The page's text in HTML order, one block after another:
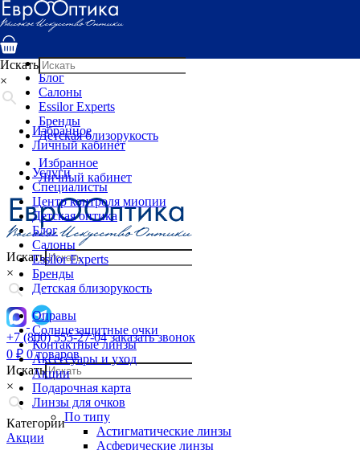
Услуги
Специалисты
Детская оптика
Блог
Салоны
Essilor Experts
Бренды
Детская близорукость
Избранное
Личный кабинет
Искать
×
+7 (800) 555-27-04 заказать звонок
0 ₽ 0 товаров
Искать
×
Категории
Акции
Искать
×
Избранное
Личный кабинет
Услуги
Специалисты
Центр контроля миопии
Детская оптика
Блог
Салоны
Essilor Experts
Бренды
Детская близорукость
Оправы
Солнцезащитные очки
Контактные линзы
Аксессуары и уход
Акции
Подарочная карта
Линзы для очков
По типу
Астигматические линзы
Асферические линзы